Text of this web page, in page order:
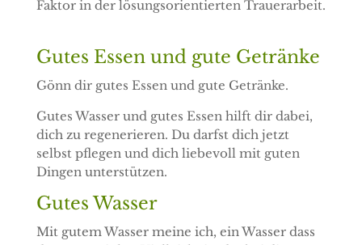
Faktor in der lösungsorientierten Trauerarbeit.
Gutes Essen und gute Getränke
Gönn dir gutes Essen und gute Getränke.
Gutes Wasser und gutes Essen hilft dir dabei,
dich zu regenerieren. Du darfst dich jetzt
selbst pflegen und dich liebevoll mit guten
Dingen unterstützen.
Gutes Wasser
Mit gutem Wasser meine ich, ein Wasser dass